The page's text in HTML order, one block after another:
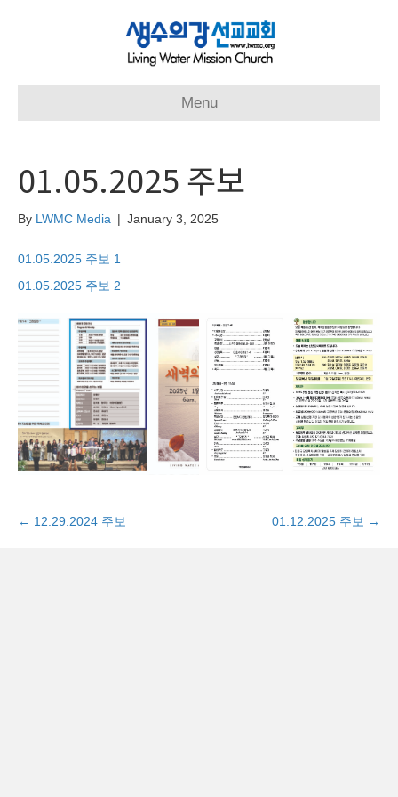
Menu
01.05.2025 주보
By LWMC Media | January 3, 2025
01.05.2025 주보 1
01.05.2025 주보 2
← 12.29.2024 주보 01.12.2025 주보 →